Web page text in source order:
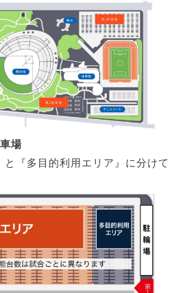
場
『多目的利用エリア』に分けて